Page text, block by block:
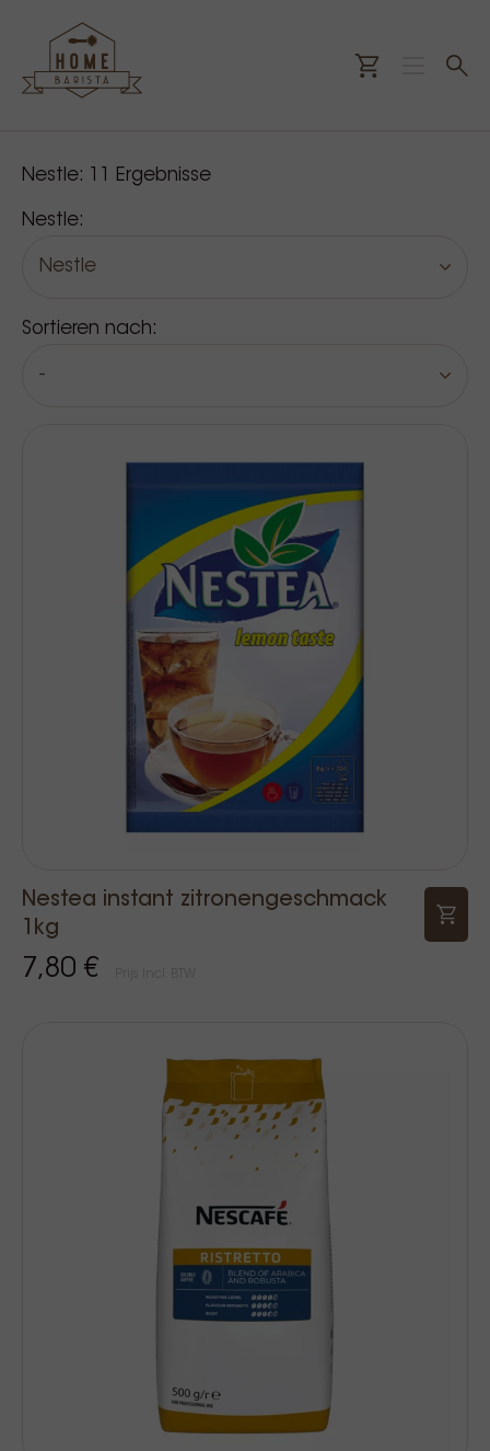
Unsere Produkte
Nestle: Ergebnisse
Nestle:
Nestle
Sortieren nach:
-
Nestea instant zitronengeschmack
1kg
7,80 €